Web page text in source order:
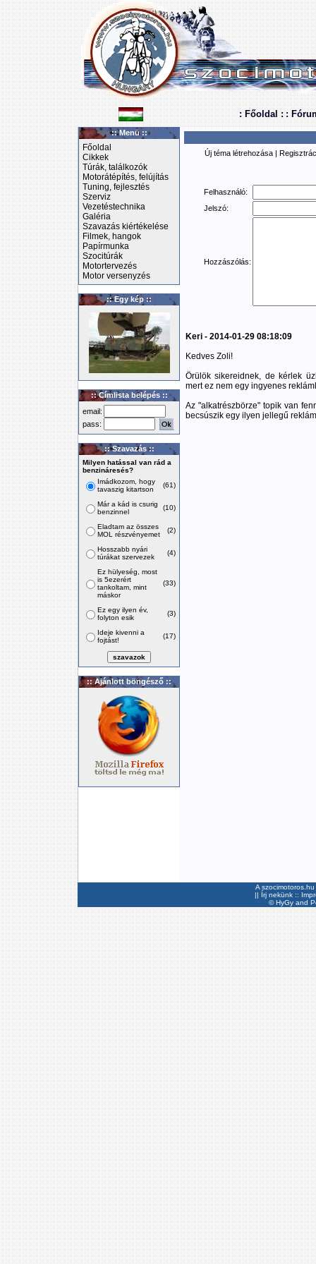
: Főoldal : :
:: Menü ::
Főoldal
Cikkek
Túrák, találkozók
Motorátépítés, felújítás
Tuning, fejlesztés
Szerviz
Vezetéstechnika
Galéria
Szavazás kiértékelése
Filmek, hangok
Papírmunka
Szocitúrák
Motortervezés
Motor versenyzés
:: Egy kép ::
:: Címlista belépés ::
email:
pass:
:: Szavazás ::
Milyen hatással van rád a
benzináresés?
Imádkozom, hogy
tavaszig kitartson
(61)
Már a kád is csurig
benzinnel
(10)
Eladtam az összes
MOL részvényemet
(2)
Hosszabb nyári
túrákat szervezek
(4)
Ez hülyeség, most
is 5ezerért
tankoltam, mint
máskor
(33)
Ez egy ilyen év,
folyton esik
(3)
Ideje kivenni a
fojtást!
(17)
:: Ajánlott böngésző ::
Új téma létrehozása |
Felhasználó:
Jelszó:
Hozzászólás:
Keri - 2014-01-29 08:18:09
Kedves Zoli!
Örülök sikereidnek, de kérlek
mert ez nem egy ingyenes
Az "alkatrészbörze" topik van
becsúszik egy ilyen jellegű
A
|| Írj nekünk ::
©HyGyand